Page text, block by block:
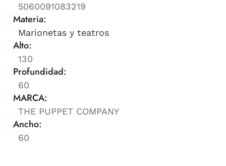
5060091083219
Materia:
Marionetas y teatros
Alto:
130
Profundidad:
60
MARCA:
THE PUPPET COMPANY
Ancho:
60